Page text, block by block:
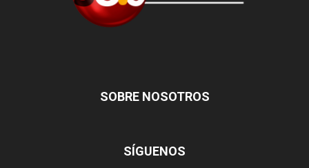
SOBRE NOSOTROS
SÍGUENOS